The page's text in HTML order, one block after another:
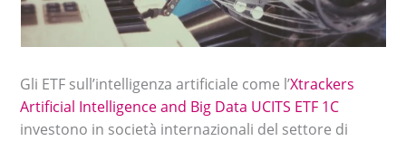
Gli ETF sull’intelligenza artificiale come l’Xtrackers
Artificial Intelligence and Big Data UCITS ETF 1C
investono in società internazionali del settore di